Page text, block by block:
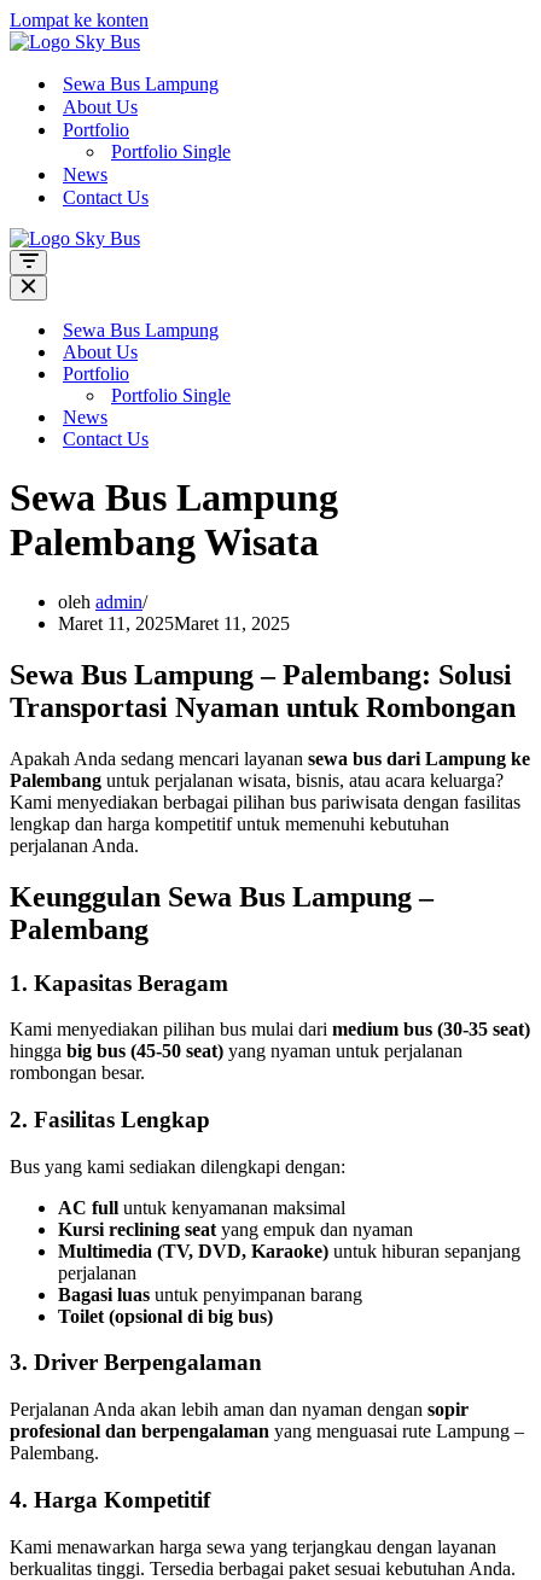
Lompat ke konten
Sewa Bus Lampung
About Us
Portfolio
Portfolio Single
News
Contact Us
Menu
Navigasi
Menu
NavigasiSewa Bus Lampung
About Us
Portfolio
Portfolio Single
News
Contact Us
Sewa Bus Lampung
Palembang Wisata
oleh admin
Maret 11, 2025Maret 11, 2025
Sewa Bus Lampung – Palembang: Solusi
Transportasi Nyaman untuk Rombongan
Apakah Anda sedang mencari layanan sewa bus dari Lampung ke
Palembang untuk perjalanan wisata, bisnis, atau acara keluarga?
Kami menyediakan berbagai pilihan bus pariwisata dengan fasilitas
lengkap dan harga kompetitif untuk memenuhi kebutuhan
perjalanan Anda.
Keunggulan Sewa Bus Lampung –
Palembang
1. Kapasitas Beragam
Kami menyediakan pilihan bus mulai dari medium bus (30-35 seat)
hingga big bus (45-50 seat) yang nyaman untuk perjalanan
rombongan besar.
2. Fasilitas Lengkap
Bus yang kami sediakan dilengkapi dengan:
AC full untuk kenyamanan maksimal
Kursi reclining seat yang empuk dan nyaman
Multimedia (TV, DVD, Karaoke) untuk hiburan sepanjang
perjalanan
Bagasi luas untuk penyimpanan barang
Toilet (opsional di big bus)
3. Driver Berpengalaman
Perjalanan Anda akan lebih aman dan nyaman dengan sopir
profesional dan berpengalaman yang menguasai rute Lampung –
Palembang.
4. Harga Kompetitif
Kami menawarkan harga sewa yang terjangkau dengan layanan
berkualitas tinggi. Tersedia berbagai paket sesuai kebutuhan Anda.